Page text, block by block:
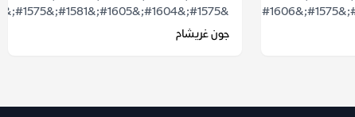
&#1575;&#1604;&#1605;&#1581;&#1575;&...
جون غريشام